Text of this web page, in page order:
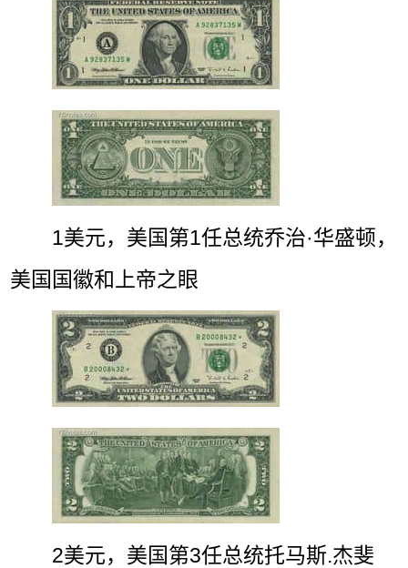
1美元，美国第1任总统乔治·华盛顿，
美国国徽和上帝之眼
2美元，美国第3任总统托马斯.杰斐